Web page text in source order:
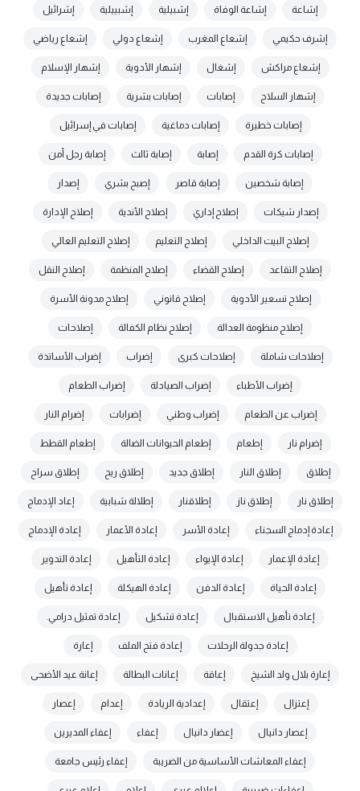
إشاعة إشاعة الوفاة إشبيلية إشبييلية إشرائيل
إشرف حكيمي إشعاع المغرب إشعاع دولي إشعاع رياضي
إشعاع مراكش إشغال إشهار الأدوية إشهار الإسلام
إشهار السلاح إصابات إصابات بشرية إصابات جديدة
إصابات خطيرة إصابات دماغية إصابات في إسرائيل
إصابات كرة القدم إصابة إصابة ثالث إصابة رجل أمن
إصابة شخصين إصابة قاصر إصبح بشري إصدار
إصدار شيكات إصلاح إداري إصلاح الأندية إصلاح الإدارة
إصلاح البيت الداخلي إصلاح التعليم إصلاح التعليم العالي
إصلاح التقاعد إصلاح القضاء إصلاح المنظمة إصلاح النقل
إصلاح تسعير الأدوية إصلاح قانوني إصلاح مدونة الأسرة
إصلاح منظومة العدالة إصلاح نظام الكفالة إصلاحات
إصلاحات شاملة إصلاحات كبرى إضراب إضراب الأساتذة
إضراب الأطباء إضراب الصيادلة إضراب الطعام
إضراب عن الطعام إضراب وطني إضرابات إضرام النار
إضرام نار إطعام إطعام الحيوانات الضالة إطعام القطط
إطلاق إطلاق النار إطلاق جديد إطلاق ريح إطلاق سراح
إطلاق نار إطلاق ناز إطلاقنار إطلالة شبابية إعاد الإدماج
إعادة إدماج السجناء إعادة الأسر إعادة الأعمار إعادة الإدماج
إعادة الإعمار إعادة الإيواء إعادة التأهيل إعادة التدوير
إعادة الحياة إعادة الدفن إعادة الهيكلة إعادة تأهيل
إعادة تأهيل الاستقبال إعادة تشكيل إعادة تمثيل درامي.
إعادة جدولة الرحلات إعادة فتح الملف إعارة
إعارة بلال ولد الشيخ إعاقة إعانات البطالة إعانة عيد الأضحى
إعتزال إعتقال إعدادية الريادة إعدام إعصار
إعصار دانيال إعضار دانيال إعفاء إعفاء المديرين
إعفاء المعاشات الأساسية من الضريبة إعفاء رئيس جامعة